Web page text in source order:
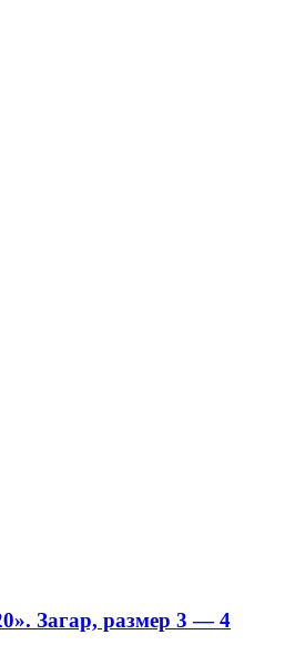
Загар, размер 3 — 4